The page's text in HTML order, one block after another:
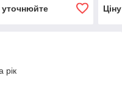
уточнюйте
рік